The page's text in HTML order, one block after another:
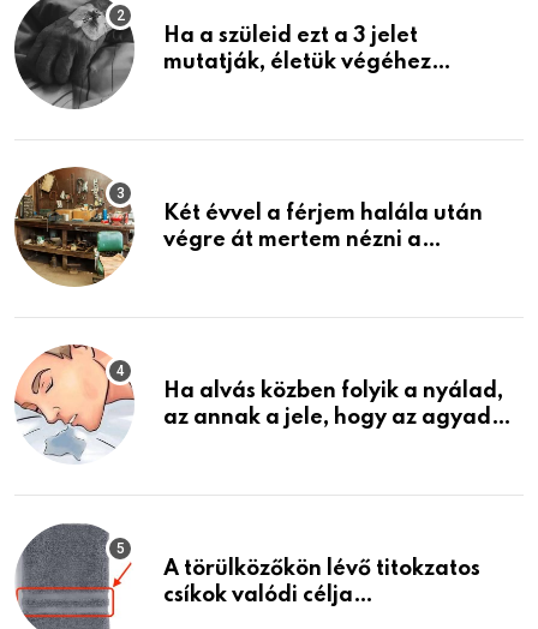
Ha a szüleid ezt a 3 jelet
mutatják, életük végéhez
Két évvel a férjem halála után
végre át mertem nézni a
életemet
Ha alvás közben folyik a nyálad,
az annak a jele, hogy az agyad…
A törülközőkön lévő titokzatos
csíkok valódi célja…